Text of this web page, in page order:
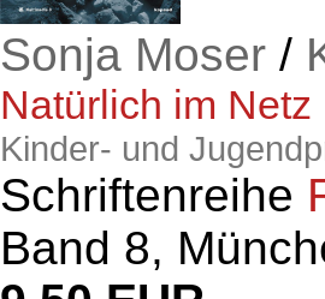
Sonja Moser /
Natürlich im Netz
Kinder- und
Schriftenreihe
Band 8,